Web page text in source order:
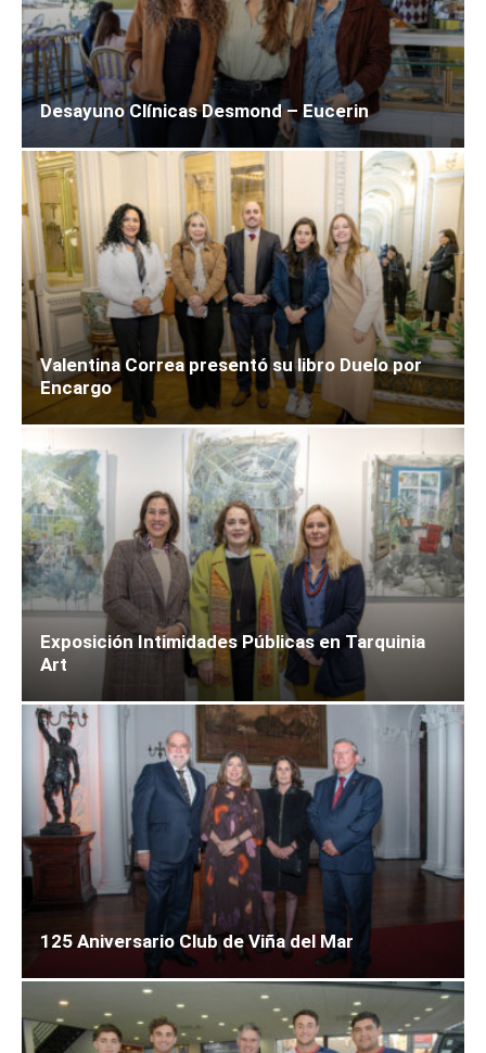
Desayuno Clínicas Desmond – Eucerin
Valentina Correa presentó su libro Duelo por
Encargo
Exposición Intimidades Públicas en Tarquinia
Art
125 Aniversario Club de Viña del Mar